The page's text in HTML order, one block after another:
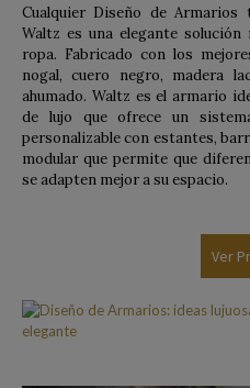
Cualquier Diseño de
Waltz es una elegante
ropa. Fabricado con los
nogal, cuero negro, madera
ahumado. Waltz es el armario
de lujo que ofrece un
personalizable con estantes,
modular que permite que
se adapten mejor a su espacio.
Ver